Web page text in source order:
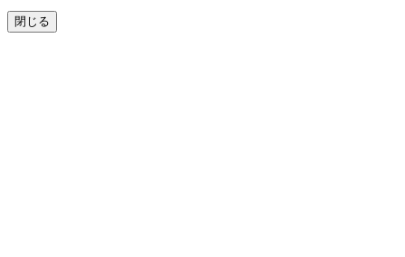
閉じる